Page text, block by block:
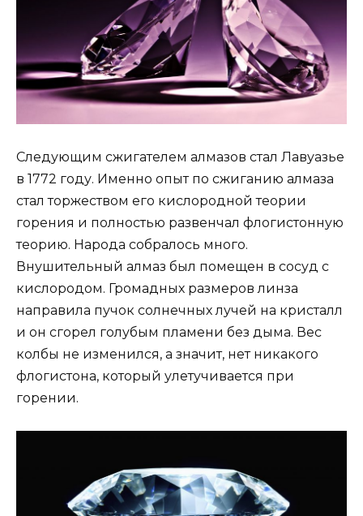
Следующим сжигателем алмазов стал Лавуазье
в 1772 году. Именно опыт по сжиганию алмаза
стал торжеством его кислородной теории
горения и полностью развенчал флогистонную
теорию. Народа собралось много.
Внушительный алмаз был помещен в сосуд с
кислородом. Громадных размеров линза
направила пучок солнечных лучей на кристалл
и он сгорел голубым пламени без дыма. Вес
колбы не изменился, а значит, нет никакого
флогистона, который улетучивается при
горении.